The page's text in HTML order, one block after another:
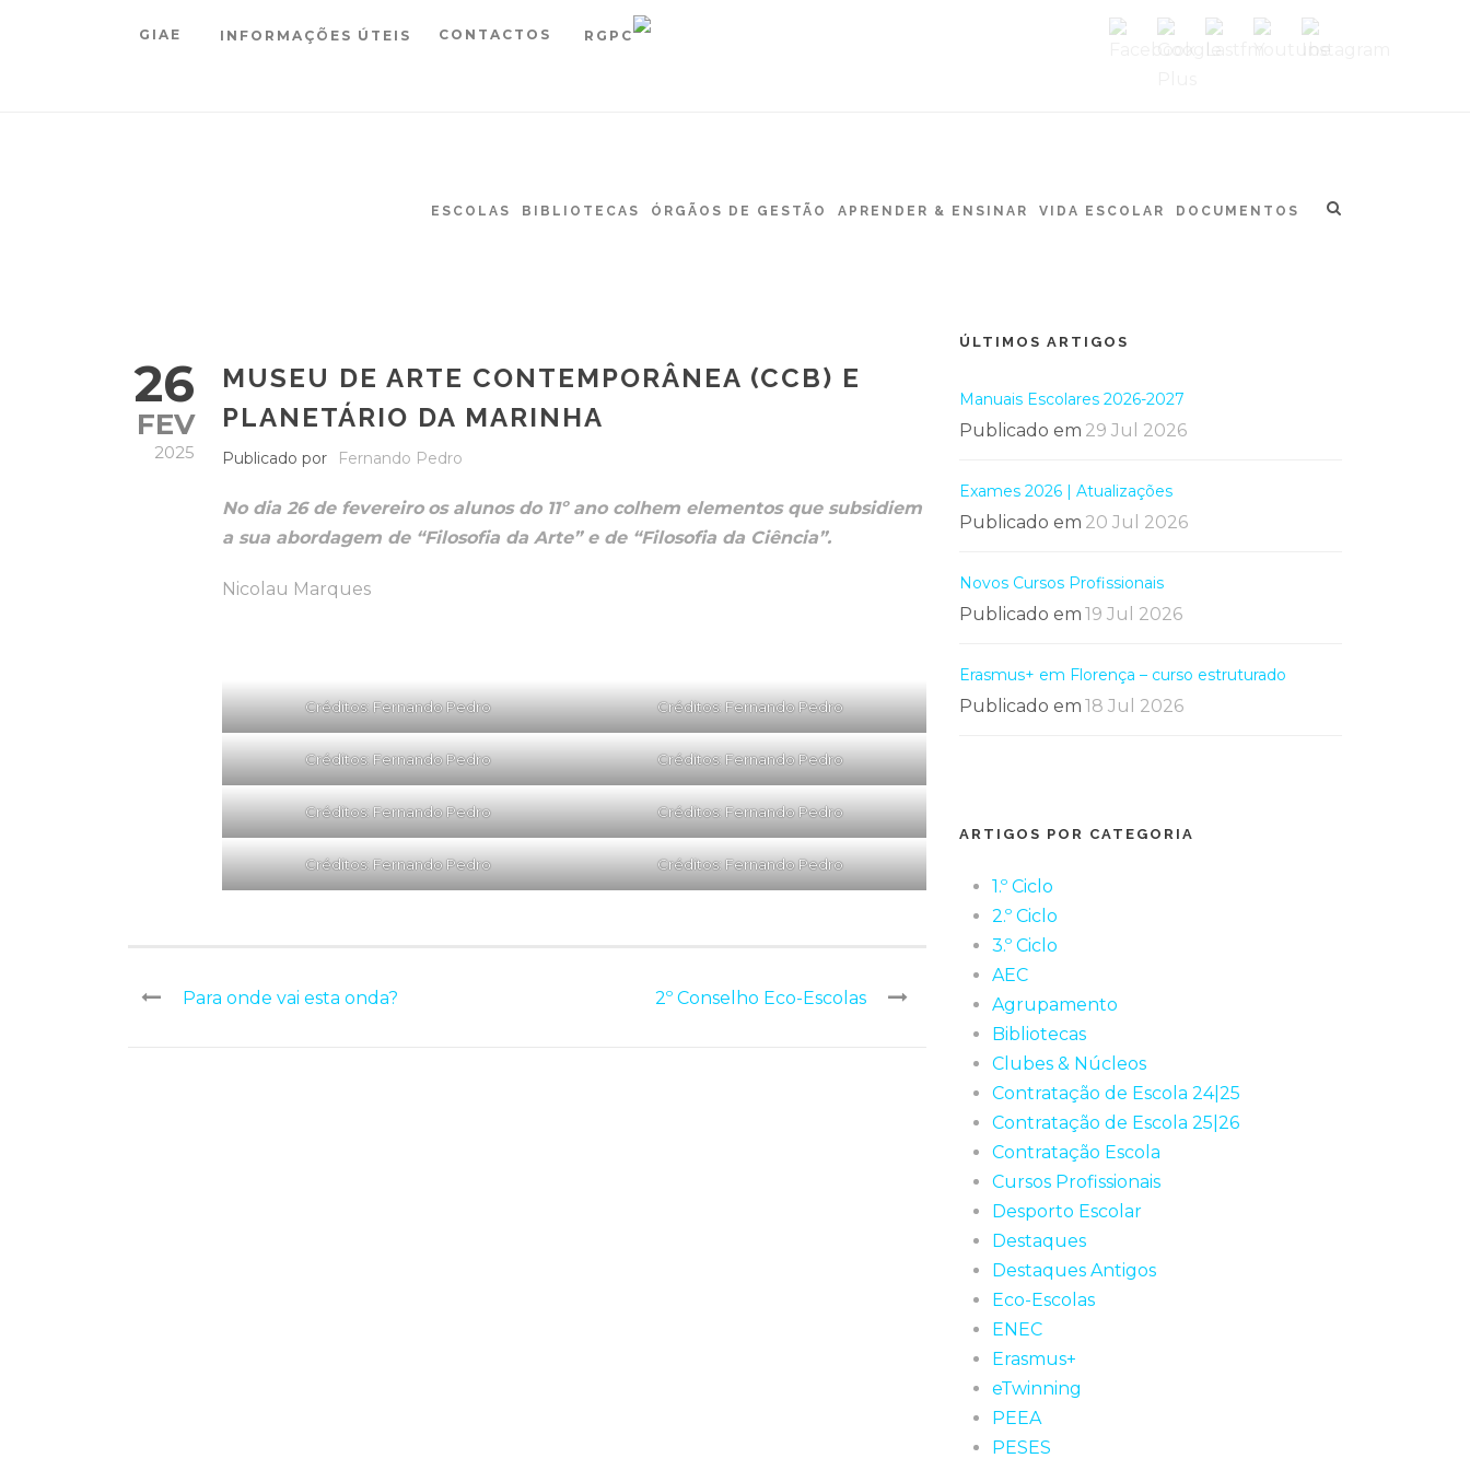
GIAE INFORMAÇÕES ÚTEIS CONTACTOS RGPC
ESCOLAS BIBLIOTECAS ÓRGÃOS DE GESTÃO APRENDER & ENSINAR VIDA ESCOLAR DOCUMENTOS
26
FEV
2025
MUSEU DE ARTE CONTEMPORÂNEA (CCB) E
PLANETÁRIO DA MARINHA
Publicado por Fernando Pedro
No dia 26 de fevereiro os alunos do 11º ano colhem elementos que subsidiem
a sua abordagem de “Filosofia da Arte” e de “Filosofia da Ciência”.
Nicolau Marques
Créditos: Fernando Pedro Créditos: Fernando Pedro
Créditos: Fernando Pedro Créditos: Fernando Pedro
Créditos: Fernando Pedro Créditos: Fernando Pedro
Créditos: Fernando Pedro Créditos: Fernando Pedro
Para onde vai esta onda? 2º Conselho Eco-Escolas
ÚLTIMOS ARTIGOS
Manuais Escolares 2026-2027
Publicado em 29 Jul 2026
Exames 2026 | Atualizações
Publicado em 20 Jul 2026
Novos Cursos Profissionais
Publicado em 19 Jul 2026
Erasmus+ em Florença – curso estruturado
Publicado em 18 Jul 2026
ARTIGOS POR CATEGORIA
1.º Ciclo
2.º Ciclo
3.º Ciclo
AEC
Agrupamento
Bibliotecas
Clubes & Núcleos
Contratação de Escola 24|25
Contratação de Escola 25|26
Contratação Escola
Cursos Profissionais
Desporto Escolar
Destaques
Destaques Antigos
Eco-Escolas
ENEC
Erasmus+
eTwinning
PEEA
PESES